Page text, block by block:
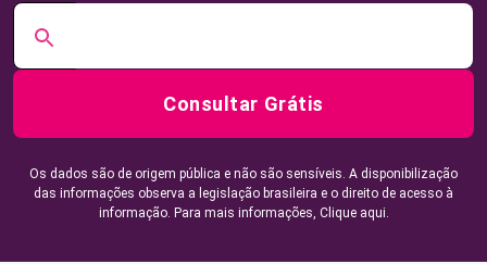
Consultar Grátis
Os dados são de origem pública e não são sensíveis. A disponibilização
das informações observa a legislação brasileira e o direito de acesso à
informação. Para mais informações, Clique aqui.